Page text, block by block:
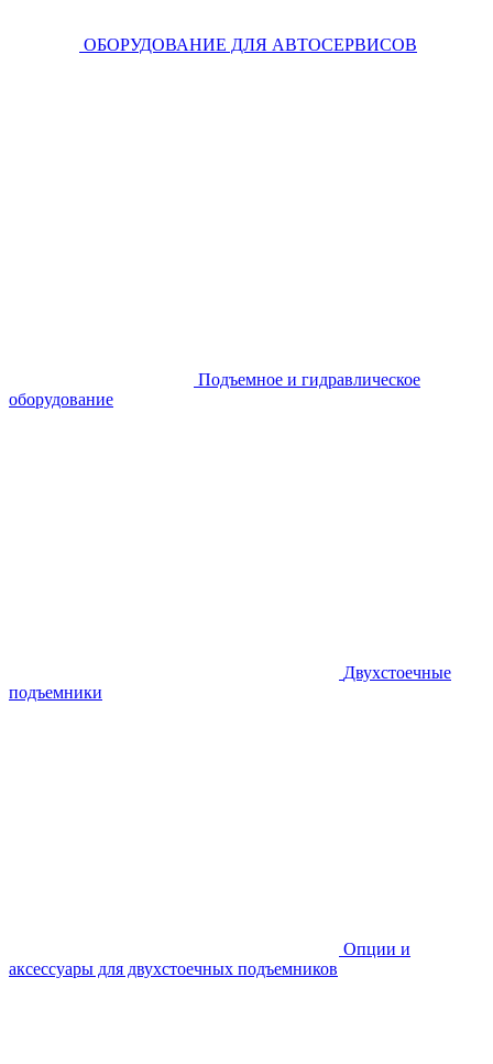
ОБОРУДОВАНИЕ ДЛЯ АВТОСЕРВИСОВ
Подъемное и гидравлическое
оборудование
Двухстоечные
подъемники
Опции и
аксессуары для двухстоечных подъемников